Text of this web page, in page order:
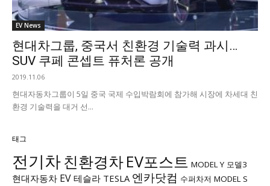
EV News
현대차그룹, 중국서 친환경 기술력 과시…
SUV 쿠페 콘셉트 퓨처론 공개
2019.11.06
현대자동차그룹이 5일 중국 국제 수입박람회에 참가해 시장에 차세대 친
환경 기술력을 대거 선...
태그
전기차친환경차EV포스트 MODEL Y 모델3
현대자동차 EV 테슬라 TESLA 엔카닷컴 수퍼차저 MODEL S